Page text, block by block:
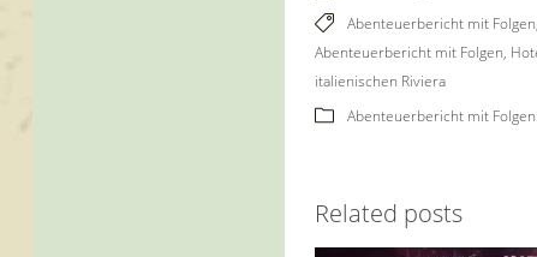
Abenteuerbericht mit Folgen
Abenteuerbericht mit Folgen,
italienischen Riviera
Abenteuerbericht mit
Related posts